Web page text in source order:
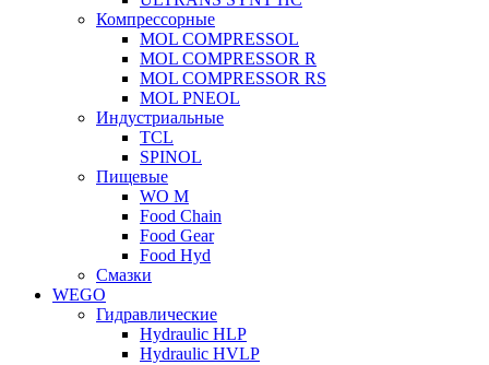
Компрессорные
MOL COMPRESSOL
MOL COMPRESSOR R
MOL COMPRESSOR RS
MOL PNEOL
Индустриальные
TCL
SPINOL
Пищевые
WO M
Food Chain
Food Gear
Food Hyd
Смазки
WEGO
Гидравлические
Hydraulic HLP
Hydraulic HVLP